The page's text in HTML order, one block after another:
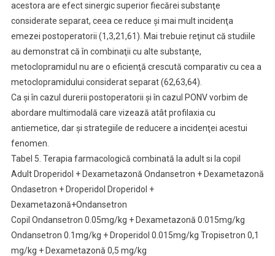
acestora are efect sinergic superior fiecărei substanţe
considerate separat, ceea ce reduce şi mai mult incidenţa
emezei postoperatorii (1,3,21,61). Mai trebuie reţinut că studiile
au demonstrat că în combinaţii cu alte substanţe,
metoclopramidul nu are o eficienţă crescută comparativ cu cea a
metoclopramidului considerat separat (62,63,64).
Ca şi în cazul durerii postoperatorii şi în cazul PONV vorbim de
abordare multimodală care vizează atât profilaxia cu
antiemetice, dar şi strategiile de reducere a incidenţei acestui
fenomen.
Tabel 5. Terapia farmacologică combinată la adult si la copil
Adult Droperidol + Dexametazonă Ondansetron + Dexametazonă
Ondasetron + Droperidol Droperidol +
Dexametazonă+Ondansetron
Copil Ondansetron 0.05mg/kg + Dexametazonă 0.015mg/kg
Ondansetron 0.1mg/kg + Droperidol 0.015mg/kg Tropisetron 0,1
mg/kg + Dexametazonă 0,5 mg/kg